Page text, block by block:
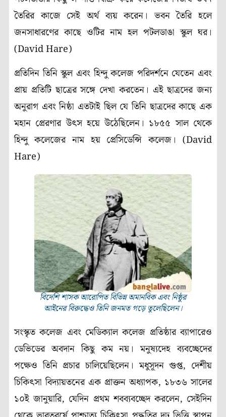
তৈরির কাজে সেই অর্থ ব্যয় করেন। ভবন তৈরি হলে
জনসাধারণের কাছে ওটির নাম হল পটলডাঙা স্কুল ঘর।
(David Hare)
প্রতিদিন তিনি স্কুল এবং হিন্দু কলেজ পরিদর্শনে যেতেন এবং
প্রায় প্রতিটি ছাত্রের সঙ্গে দেখা করতেন। এই ছাত্রদের জন্য
অনুরাগ এবং নিষ্ঠা এতটাই ছিল যে তিনি ছাত্রদের কাছে এক
মহান প্রেরণার উৎস হয়ে উঠেছিলেন। ১৮৫৫ সাল থেকে
হিন্দু কলেজের নাম হয় প্রেসিডেন্সি কলেজ। (David
Hare)
বিদেশি শাসক আরোপিত বিভিন্ন অমানবিক এবং নিষ্ঠুর
আইনের বিরুদ্ধেও তিনি জনমত গড়ে তুলেছিলেন।
সংস্কৃত কলেজ এবং মেডিক্যাল কলেজ প্রতিষ্ঠার ব্যাপারেও
ডেভিডের অবদান কিছু কম নয়। মনুষ্যদেহ ব্যবচ্ছেদের
পক্ষেও তিনি প্রচার চালিয়েছিলেন। মধুসূদন গুপ্ত, দেশীয়
চিকিৎসা বিদ্যায়তনের এক প্রাক্তন অধ্যাপক, ১৮৩৬ সালের
১০ই জানুয়ারি, যেদিন প্রথম শবব্যবচ্ছেদ করলেন, সেইদিন